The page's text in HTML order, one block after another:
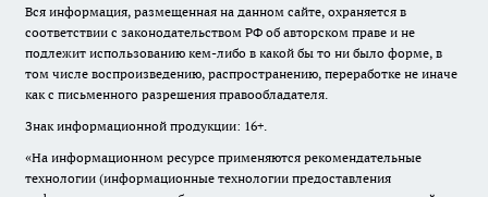
Вся информация, размещенная на данном сайте, охраняется в
соответствии с законодательством РФ об авторском праве и не
подлежит использованию кем-либо в какой бы то ни было форме, в
том числе воспроизведению, распространению, переработке не иначе
как с письменного разрешения правообладателя.
Знак информационной продукции: 16+.
«На информационном ресурсе применяются рекомендательные
технологии (информационные технологии предоставления